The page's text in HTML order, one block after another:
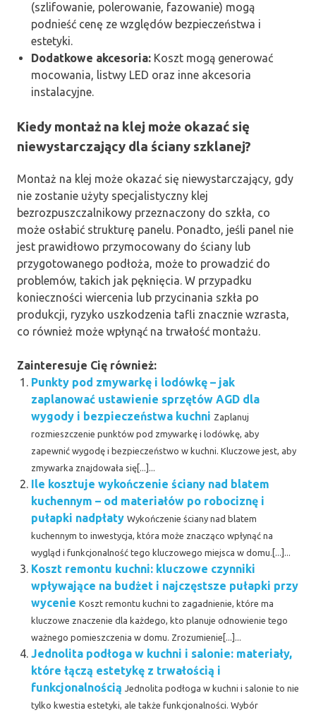
(szlifowanie, polerowanie, fazowanie) mogą
podnieść cenę ze względów bezpieczeństwa i
estetyki.
Dodatkowe akcesoria: Koszt mogą generować
mocowania, listwy LED oraz inne akcesoria
instalacyjne.
Kiedy montaż na klej może okazać się
niewystarczający dla ściany szklanej?
Montaż na klej może okazać się niewystarczający, gdy
nie zostanie użyty specjalistyczny klej
bezrozpuszczalnikowy przeznaczony do szkła, co
może osłabić strukturę panelu. Ponadto, jeśli panel nie
jest prawidłowo przymocowany do ściany lub
przygotowanego podłoża, może to prowadzić do
problemów, takich jak pęknięcia. W przypadku
konieczności wiercenia lub przycinania szkła po
produkcji, ryzyko uszkodzenia tafli znacznie wzrasta,
co również może wpłynąć na trwałość montażu.
Zainteresuje Cię również:
Punkty pod zmywarkę i lodówkę – jak
zaplanować ustawienie sprzętów AGD dla
wygody i bezpieczeństwa kuchni Zaplanuj
rozmieszczenie punktów pod zmywarkę i lodówkę, aby
zapewnić wygodę i bezpieczeństwo w kuchni. Kluczowe jest, aby
zmywarka znajdowała się[...]...
Ile kosztuje wykończenie ściany nad blatem
kuchennym – od materiałów po robociznę i
pułapki nadpłaty Wykończenie ściany nad blatem
kuchennym to inwestycja, która może znacząco wpłynąć na
wygląd i funkcjonalność tego kluczowego miejsca w domu.[...]...
Koszt remontu kuchni: kluczowe czynniki
wpływające na budżet i najczęstsze pułapki przy
wycenie Koszt remontu kuchni to zagadnienie, które ma
kluczowe znaczenie dla każdego, kto planuje odnowienie tego
ważnego pomieszczenia w domu. Zrozumienie[...]...
Jednolita podłoga w kuchni i salonie: materiały,
które łączą estetykę z trwałością i
funkcjonalnością Jednolita podłoga w kuchni i salonie to nie
tylko kwestia estetyki, ale także funkcjonalności. Wybór